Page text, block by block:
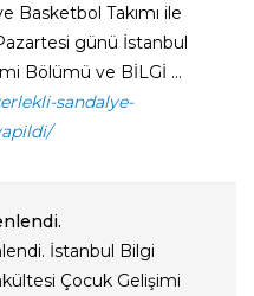
Basketbol Takımı ile
günü İstanbul
Bölümü ve BİLGİ ...
sandalye-
İstanbul Bilgi
Çocuk Gelişimi